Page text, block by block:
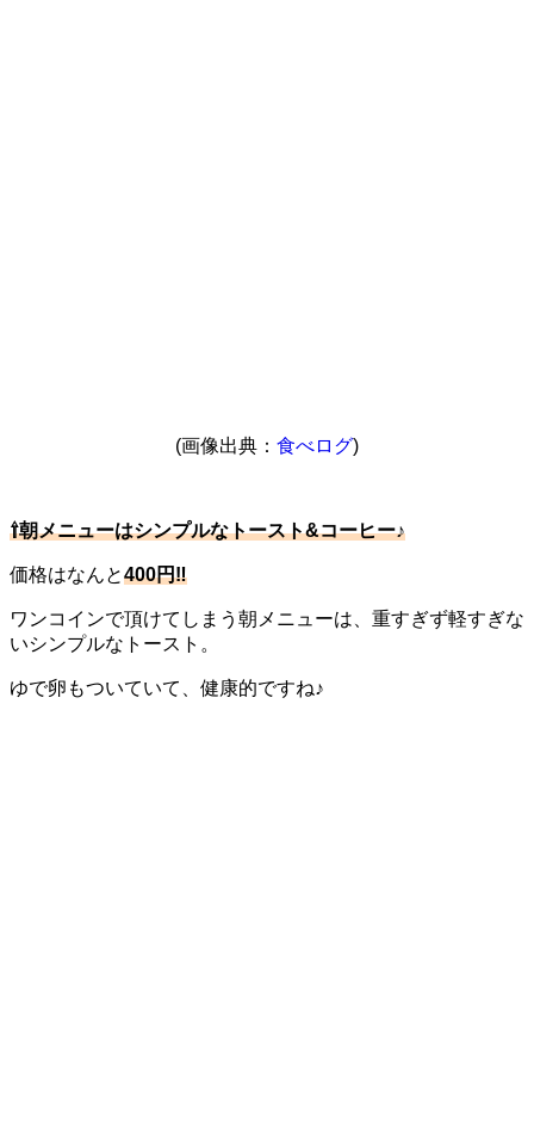
(画像出典： 食べログ)
⇧朝メニューはシンプルなトースト&コーヒー♪
価格はなんと400円‼
ワンコインで頂けてしまう朝メニューは、重すぎず軽すぎな
いシンプルなトースト。
ゆで卵もついていて、健康的ですね♪